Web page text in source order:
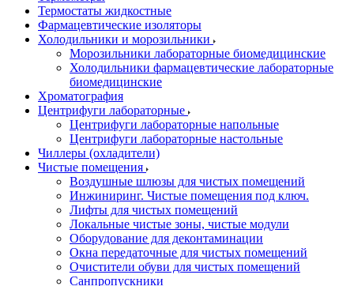
Термостаты жидкостные
Фармацевтические изоляторы
Холодильники и морозильники
Морозильники лабораторные биомедицинские
Холодильники фармацевтические лабораторные
биомедицинские
Хроматография
Центрифуги лабораторные
Центрифуги лабораторные напольные
Центрифуги лабораторные настольные
Чиллеры (охладители)
Чистые помещения
Воздушные шлюзы для чистых помещений
Инжиниринг. Чистые помещения под ключ.
Лифты для чистых помещений
Локальные чистые зоны, чистые модули
Оборудование для деконтаминации
Окна передаточные для чистых помещений
Очистители обуви для чистых помещений
Санпропускники